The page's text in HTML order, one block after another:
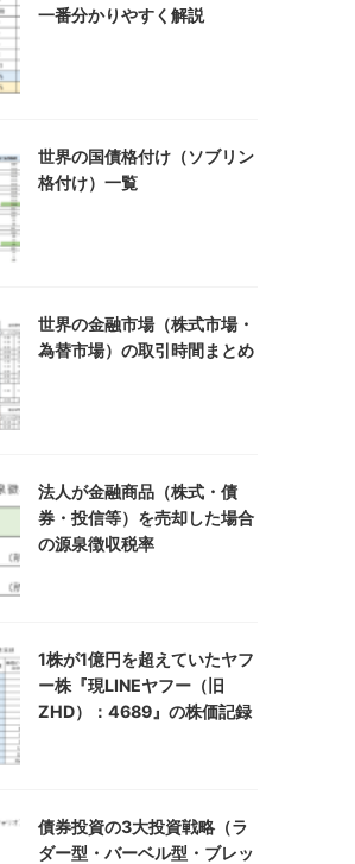
一番分かりやすく解説
世界の国債格付け（ソブリン
格付け）一覧
世界の金融市場（株式市場・
為替市場）の取引時間まとめ
法人が金融商品（株式・債
券・投信等）を売却した場合
の源泉徴収税率
1株が1億円を超えていたヤフ
ー株『現LINEヤフー（旧
ZHD）：4689』の株価記録
債券投資の3大投資戦略（ラ
ダー型・バーベル型・ブレッ